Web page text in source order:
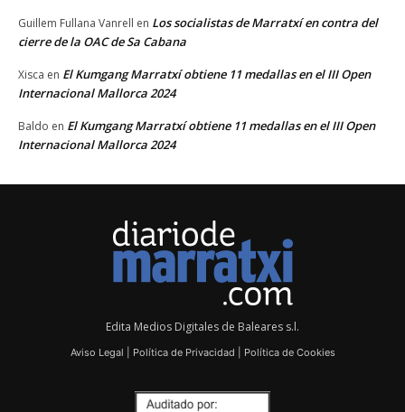
Guillem Fullana Vanrell en Los socialistas de Marratxí en contra del
cierre de la OAC de Sa Cabana
Xisca en El Kumgang Marratxí obtiene 11 medallas en el III Open
Internacional Mallorca 2024
Baldo en El Kumgang Marratxí obtiene 11 medallas en el III Open
Internacional Mallorca 2024
Edita Medios Digitales de Baleares s.l.
Aviso Legal Política de Privacidad Política de Cookies